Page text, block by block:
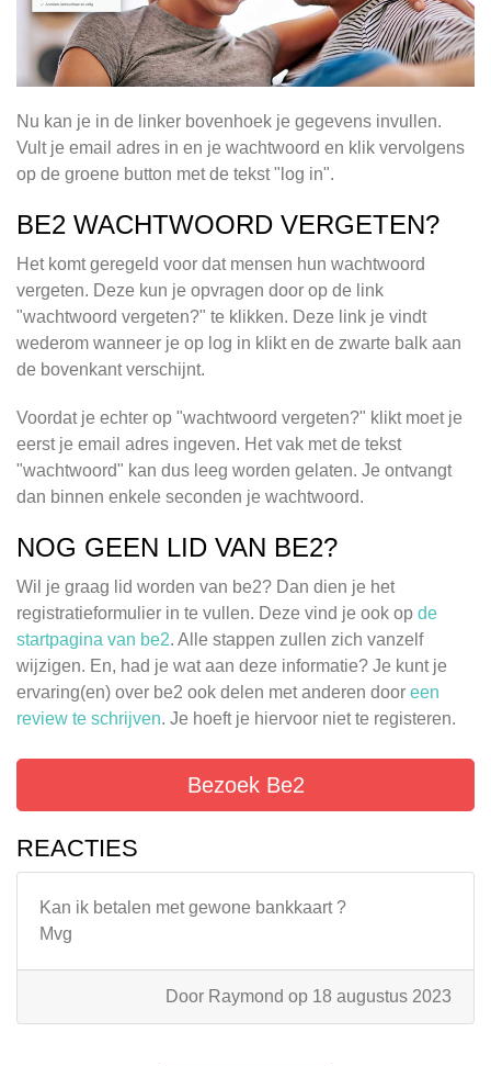
Nu kan je in de linker bovenhoek je gegevens invullen.
Vult je email adres in en je wachtwoord en klik vervolgens
op de groene button met de tekst "log in".
BE2 WACHTWOORD VERGETEN?
Het komt geregeld voor dat mensen hun wachtwoord
vergeten. Deze kun je opvragen door op de link
"wachtwoord vergeten?" te klikken. Deze link je vindt
wederom wanneer je op log in klikt en de zwarte balk aan
de bovenkant verschijnt.
Voordat je echter op "wachtwoord vergeten?" klikt moet je
eerst je email adres ingeven. Het vak met de tekst
"wachtwoord" kan dus leeg worden gelaten. Je ontvangt
dan binnen enkele seconden je wachtwoord.
NOG GEEN LID VAN BE2?
Wil je graag lid worden van be2? Dan dien je het
registratieformulier in te vullen. Deze vind je ook op de
startpagina van be2. Alle stappen zullen zich vanzelf
wijzigen. En, had je wat aan deze informatie? Je kunt je
ervaring(en) over be2 ook delen met anderen door een
review te schrijven. Je hoeft je hiervoor niet te registeren.
Bezoek Be2
REACTIES
Kan ik betalen met gewone bankkaart ?
Mvg
Door Raymond op 18 augustus 2023